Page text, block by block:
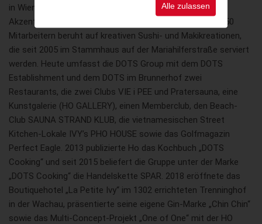
Alle zulassen
in Wien mit Restaurant- und Clubbetrieben einzigartige
Akzente. Der Erfolg der Unternehmensgruppe mit rund 250
Mitarbeitern beruht auf kreativen Sushi- und Makikreationen,
die seit 2005 im Stammhaus auf der Mariahilferstraße serviert
werden. Heute umfasst die DOTS Group mit dem DOTS
Establishment und dem DOTS im Brunnerhof zwei
Restaurants, die zwei Clubs VIE i PEE und Pratersauna, eine
Kunstgalerie (HO GALLERY), einen Memberclub, den Beach-
Club SAUNA STRAND KLUB, die vietnamesischen Street
Kitchen-Lokale IVY’s PHO HOUSE sowie das Golfmagazin
Perfect Eagle. 2013 publizierte Ho das Kochbuch „DOTS
Cooking“ und seit 2015 beliefert die Gruppe unter der Marke
„DOTS Cooking“ die Handelskette SPAR. 2018 eröffnete das
Boutiquehotel „La Petite Ivy“ im 1302 errichteten Trenninghof
in der Wachau, präsentierte seine eigene Gin-Marke „Chin Chin“
sowie das Multi-Concept-Projekt „One of One“ mit der HO